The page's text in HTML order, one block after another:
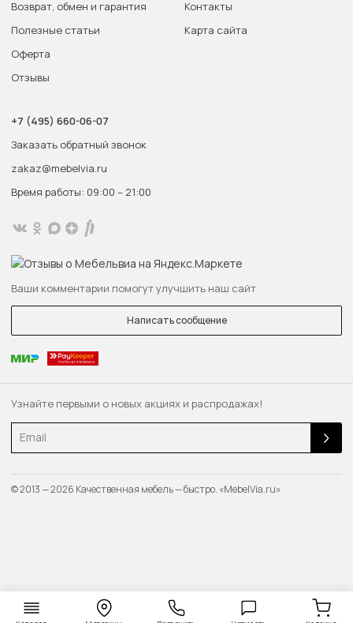
Узнайте первыми о новых акциях и распродажах!
Email
Возврат, обмен и гарантия
Полезные статьи
Оферта
Отзывы
Контакты
Карта сайта
+7 (495) 660-06-07
Заказать обратный звонок
zakaz@mebelvia.ru
Время работы: 09:00 – 21:00
Ваши комментарии помогут улучшить наш сайт
Написать сообщение
© 2013 — 2026 Качественная мебель — быстро. «MebelVia.ru»